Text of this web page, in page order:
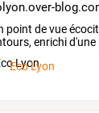
point devue
enrichid'une
Eco Lyon